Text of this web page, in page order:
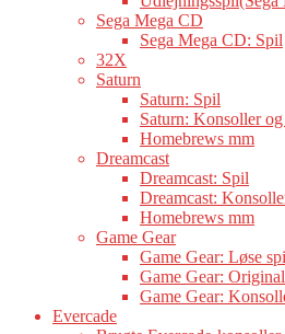
Sega Mega CD
Sega Mega CD: Spil
32X
Saturn
Saturn: Spil
Saturn: Konsoller
Homebrews mm
Dreamcast
Dreamcast: Spil
Dreamcast:
Homebrews mm
Game Gear
Game Gear: Løse
Game Gear:
Game Gear:
Evercade